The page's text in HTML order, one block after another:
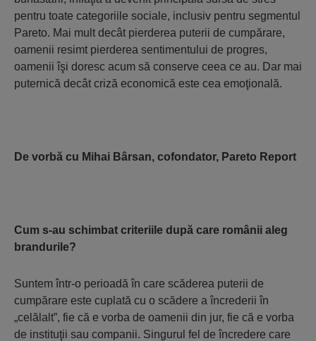
pentru toate categoriile sociale, inclusiv pentru segmentul
Pareto. Mai mult decât pierderea puterii de cumpărare,
oamenii resimt pierderea sentimentului de progres,
oamenii îşi doresc acum să conserve ceea ce au. Dar mai
puternică decât criză economică este cea emoţională.
De vorbă cu Mihai Bârsan, cofondator, Pareto Report
Cum s-au schimbat criteriile după care românii aleg
brandurile?
Suntem într-o perioadă în care scăderea puterii de
cumpărare este cuplată cu o scădere a încrederii în
„celălalt”, fie că e vorba de oamenii din jur, fie că e vorba
de instituţii sau companii. Singurul fel de încredere care